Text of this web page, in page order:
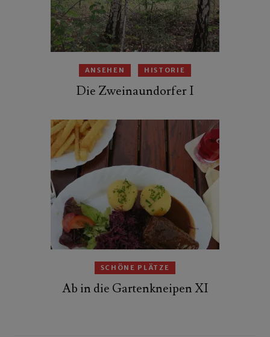
ANSEHEN HISTORIE
Die Zweinaundorfer I
SCHÖNE PLÄTZE
Ab in die Gartenkneipen XI